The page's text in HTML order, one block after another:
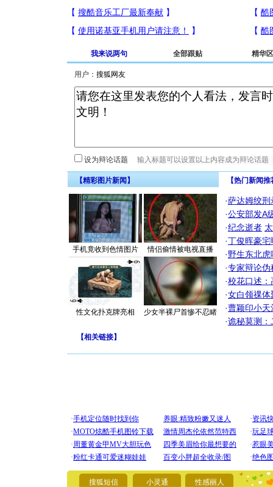
我来说两句 全部跟贴 精华区
用户：
设为辩论话题
【精彩图片新闻】
手机竟收到色情图片 情侣偷情被电视直播
性文化扑克牌亮相 少女半裸尸首惨不忍睹
【热门新闻
·萨达姆绞刑
·公安部发A
·纪念逝者
·丁俊晖豪
·野生东北
·专家辩论伪
·校花口述：
·女白领祼体
·曹颖印小天
·诡秘莫测：
【相关链接】
搜狐短信 小灵通 性感丽人
[圣诞节]
你太多
要平安
[圣诞节]
能正大
都要快乐
[圣诞节]